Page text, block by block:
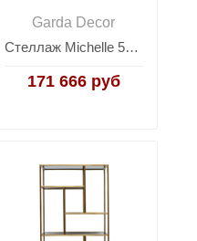
Garda Decor
Стеллаж Michelle 58DB-27071
171 666 руб